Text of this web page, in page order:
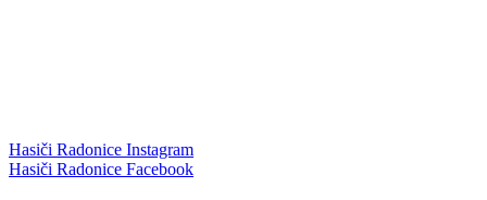
Hasiči Radonice Instagram
Hasiči Radonice Facebook